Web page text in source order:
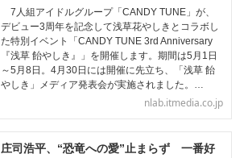
7人組アイドルグループ「CANDY TUNE」が、
デビュー3周年を記念して浅草花やしきとコラボし
た特別イベント「CANDY TUNE 3rd Anniversary
『浅草 飴やしき』」を開催します。期間は5月1日
～5月8日。4月30日には開催に先立ち、「浅草 飴
やしき」メディア発表会が実施されました。…
nlab.itmedia.co.jp
庄司浩平、“恐竜への愛”止まらず 一番好